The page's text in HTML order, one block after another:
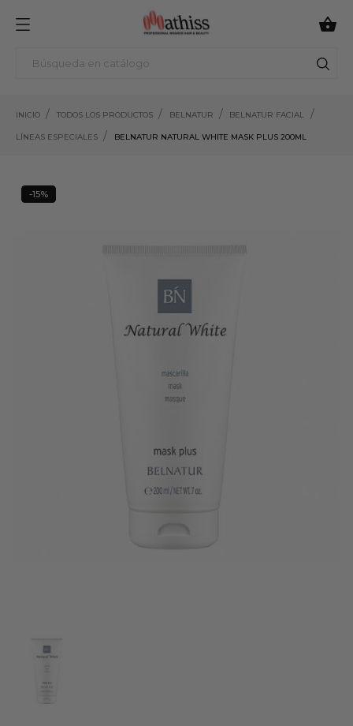

INICIO TODOS LOS PRODUCTOS BELNATUR BELNATUR FACIAL
LÍNEAS ESPECIALES BELNATUR NATURAL WHITE MASK PLUS 200ML
15%
-15%